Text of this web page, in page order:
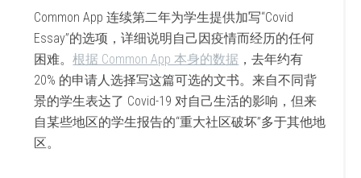
Common App 连续第二年为学生提供加写“Covid
Essay”的选项，详细说明自己因疫情而经历的任何
困难。根据 Common App 本身的数据 ，去年约有
20% 的申请人选择写这篇可选的文书。来自不同背
景的学生表达了 Covid-19 对自己生活的影响，但来
自某些地区的学生报告的“重大社区破坏”多于其他地
区。